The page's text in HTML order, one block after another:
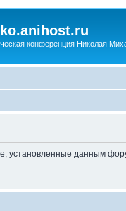
конференция Николая
установленные данным